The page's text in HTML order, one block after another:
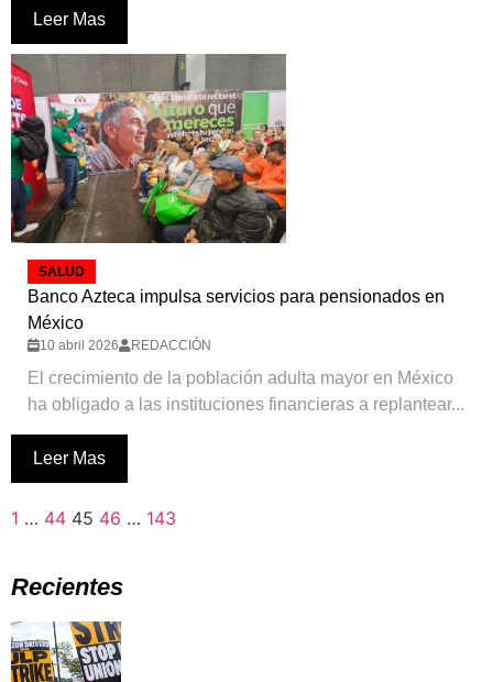
Leer Mas
SALUD
Banco Azteca impulsa servicios para pensionados en
México
10 abril 2026 REDACCIÓN
El crecimiento de la población adulta mayor en México
ha obligado a las instituciones financieras a replantear...
Leer Mas
1 … 44 45 46 … 143
Recientes